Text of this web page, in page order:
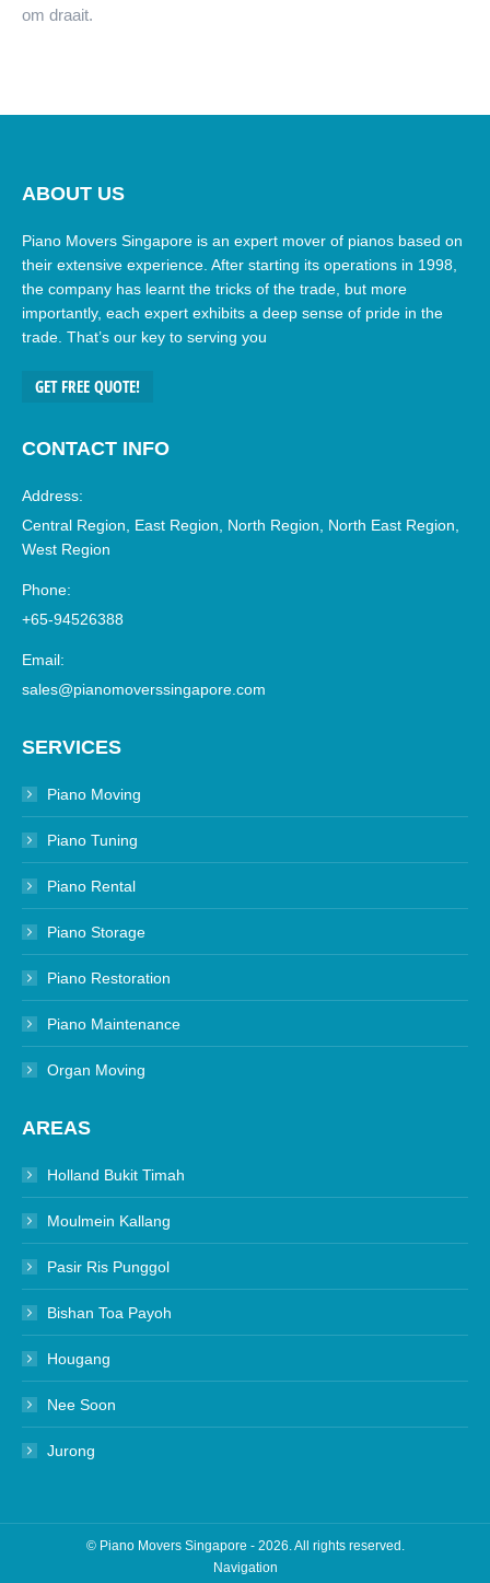
om draait.
ABOUT US
Piano Movers Singapore is an expert mover of pianos based on
their extensive experience. After starting its operations in 1998,
the company has learnt the tricks of the trade, but more
importantly, each expert exhibits a deep sense of pride in the
trade. That’s our key to serving you
GET FREE QUOTE!
CONTACT INFO
Address:
Central Region, East Region, North Region, North East Region,
West Region
Phone:
+65-94526388
Email:
sales@pianomoverssingapore.com
SERVICES
Piano Moving
Piano Tuning
Piano Rental
Piano Storage
Piano Restoration
Piano Maintenance
Organ Moving
AREAS
Holland Bukit Timah
Moulmein Kallang
Pasir Ris Punggol
Bishan Toa Payoh
Hougang
Nee Soon
Jurong
© Piano Movers Singapore - 2026. All rights reserved.
Navigation